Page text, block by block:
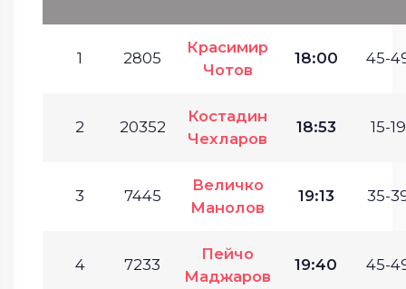
1 2805
Красимир
Чотов
18:00 45-
2 20352
Костадин
Чехларов
18:53 15-
3 7445
Величко
Манолов
19:13 35-
4 7233
Пейчо
Маджаров
19:40 45-